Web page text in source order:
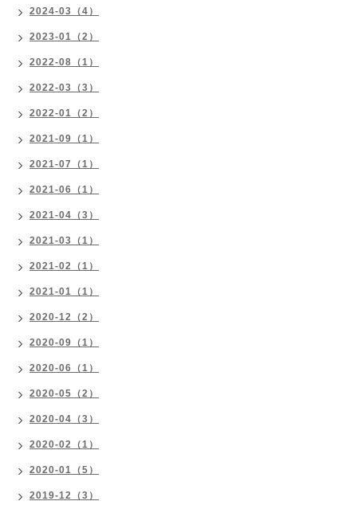
2024-03（4）
2023-01（2）
2022-08（1）
2022-03（3）
2022-01（2）
2021-09（1）
2021-07（1）
2021-06（1）
2021-04（3）
2021-03（1）
2021-02（1）
2021-01（1）
2020-12（2）
2020-09（1）
2020-06（1）
2020-05（2）
2020-04（3）
2020-02（1）
2020-01（5）
2019-12（3）